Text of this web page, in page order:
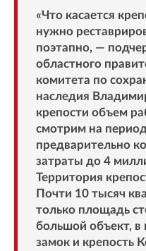
«Что касается
нужно
поэтапно, —
областного
комитета по
наследия
крепости объем
смотрим на
предварительно
затраты до 4
Территория
Почти 10 тысяч
только площадь
большой объект,
замок и крепость